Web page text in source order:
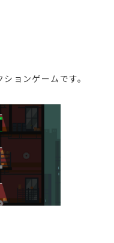
ョンゲームです。